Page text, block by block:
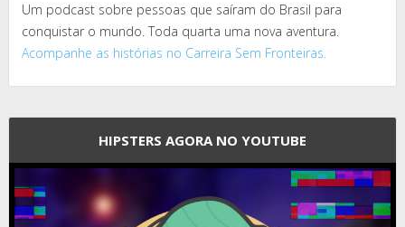
Um podcast sobre pessoas que saíram do Brasil para
conquistar o mundo. Toda quarta uma nova aventura.
Acompanhe as histórias no Carreira Sem Fronteiras.
HIPSTERS AGORA NO YOUTUBE